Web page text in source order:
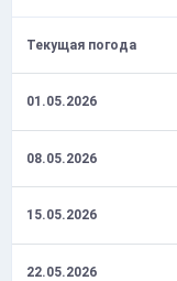
Текущая погода
01.05.2026
08.05.2026
15.05.2026
22.05.2026